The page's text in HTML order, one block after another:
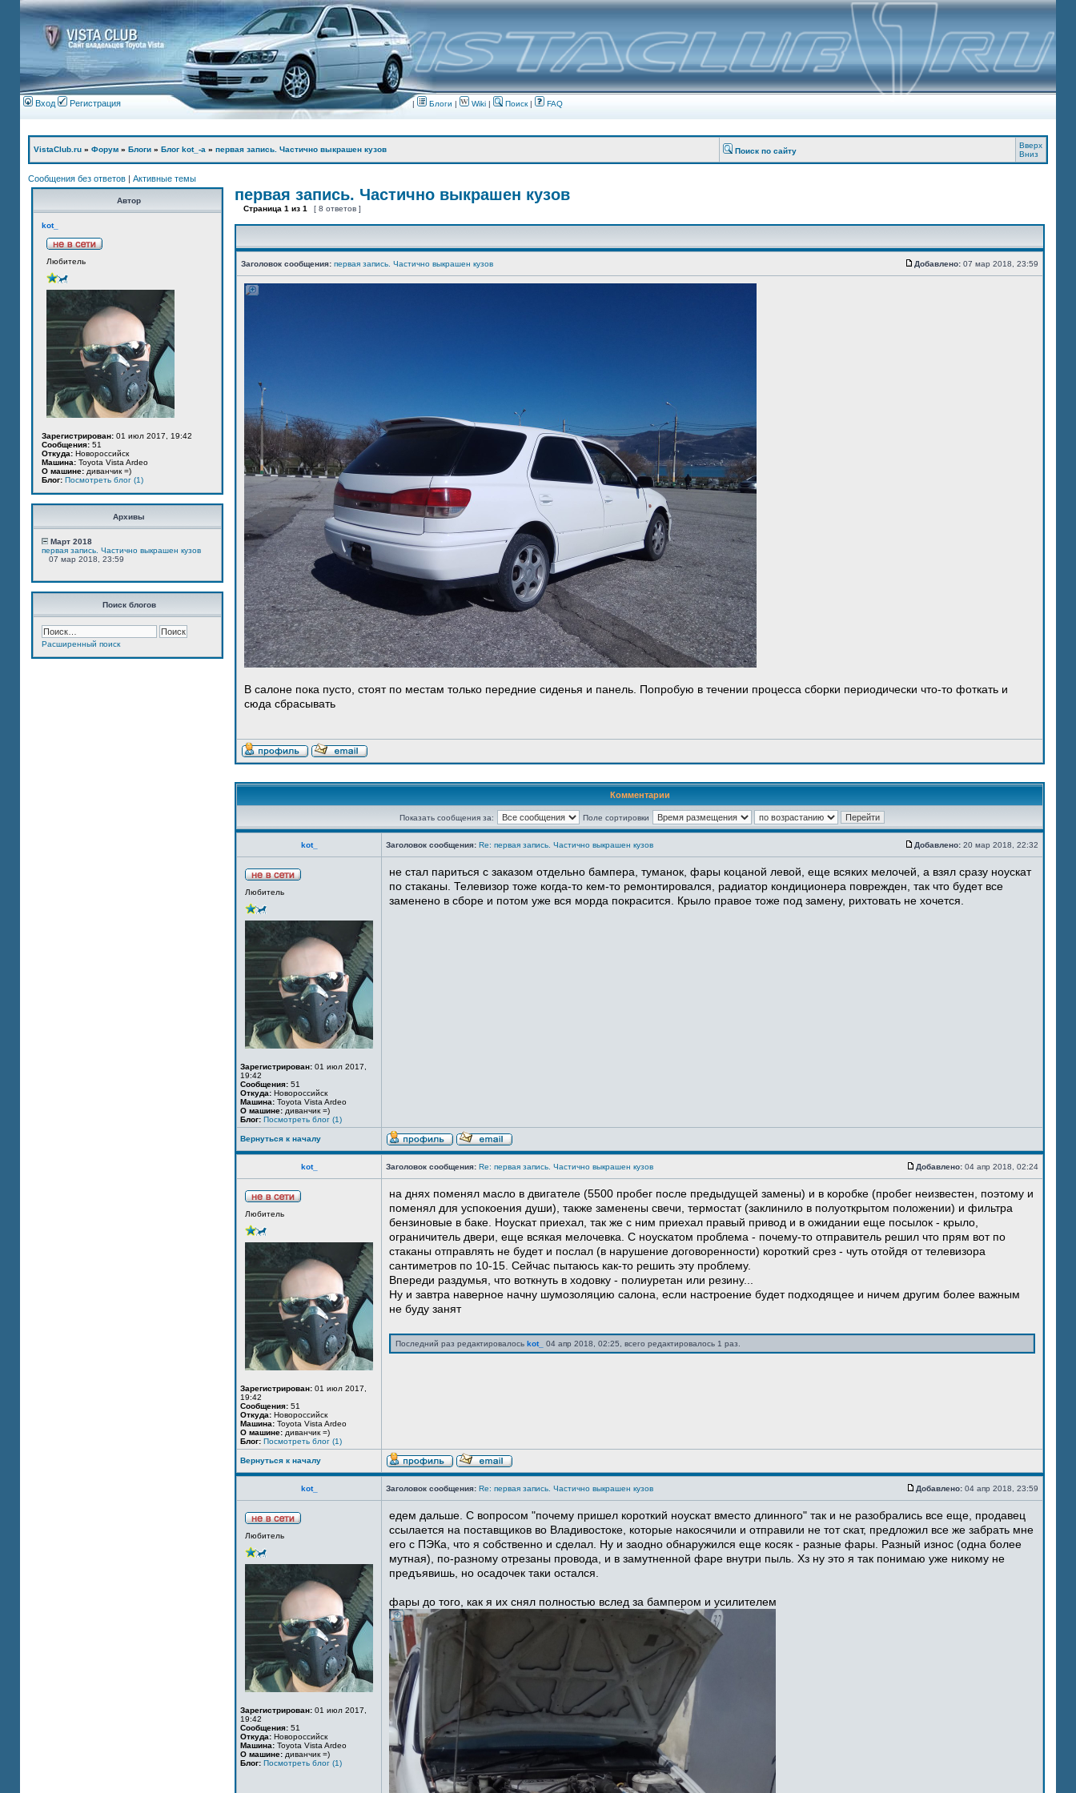
Вход Регистрация | Блоги | Wiki | Поиск| FAQ
VistaClub.ru » Форум » Блоги » Блог kot_-а » первая запись. Частично выкрашен кузов Поиск по сайту
Вверх
Вниз
Сообщения без ответов | Активные темы
Автор
kot_
Любитель
Зарегистрирован: 01 июл 2017, 19:42
Сообщения: 51
Откуда: Новороссийск
Машина: Toyota Vista Ardeo
О машине: диванчик =)
Блог: Посмотреть блог (1)
Архивы
Март 2018
первая запись. Частично выкрашен кузов
07 мар 2018, 23:59
Поиск блогов
Расширенный поиск
первая запись. Частично выкрашен кузов
Страница 1 из 1 [ 8 ответов ]
Заголовок сообщения: первая запись. Частично выкрашен кузов Добавлено: 07 мар 2018, 23:59
В салоне пока пусто, стоят по местам только передние сиденья и панель. Попробую в течении процесса сборки периодически что-то фоткать и
сюда сбрасывать
Комментарии
Показать сообщения за: Поле сортировки
kot_ Заголовок сообщения: Re: первая запись. Частично выкрашен кузов Добавлено: 20 мар 2018, 22:32
Любитель
Зарегистрирован: 01 июл 2017,
19:42
Сообщения: 51
Откуда: Новороссийск
Машина: Toyota Vista Ardeo
О машине: диванчик =)
Блог: Посмотреть блог (1)
не стал париться с заказом отдельно бампера, туманок, фары коцаной левой, еще всяких мелочей, а взял сразу ноускат
по стаканы. Телевизор тоже когда-то кем-то ремонтировался, радиатор кондиционера поврежден, так что будет все
заменено в сборе и потом уже вся морда покрасится. Крыло правое тоже под замену, рихтовать не хочется.
Вернуться к началу
kot_ Заголовок сообщения: Re: первая запись. Частично выкрашен кузов Добавлено: 04 апр 2018, 02:24
Любитель
Зарегистрирован: 01 июл 2017,
19:42
Сообщения: 51
Откуда: Новороссийск
Машина: Toyota Vista Ardeo
О машине: диванчик =)
Блог: Посмотреть блог (1)
на днях поменял масло в двигателе (5500 пробег после предыдущей замены) и в коробке (пробег неизвестен, поэтому и
поменял для успокоения души), также заменены свечи, термостат (заклинило в полуоткрытом положении) и фильтра
бензиновые в баке. Ноускат приехал, так же с ним приехал правый привод и в ожидании еще посылок - крыло,
ограничитель двери, еще всякая мелочевка. С ноускатом проблема - почему-то отправитель решил что прям вот по
стаканы отправлять не будет и послал (в нарушение договоренности) короткий срез - чуть отойдя от телевизора
сантиметров по 10-15. Сейчас пытаюсь как-то решить эту проблему.
Впереди раздумья, что воткнуть в ходовку - полиуретан или резину...
Ну и завтра наверное начну шумозоляцию салона, если настроение будет подходящее и ничем другим более важным
не буду занят
Последний раз редактировалось kot_ 04 апр 2018, 02:25, всего редактировалось 1 раз.
Вернуться к началу
kot_ Заголовок сообщения: Re: первая запись. Частично выкрашен кузов Добавлено: 04 апр 2018, 23:59
Любитель
Зарегистрирован: 01 июл 2017,
19:42
Сообщения: 51
Откуда: Новороссийск
Машина: Toyota Vista Ardeo
О машине: диванчик =)
Блог: Посмотреть блог (1)
едем дальше. С вопросом "почему пришел короткий ноускат вместо длинного" так и не разобрались все еще, продавец
ссылается на поставщиков во Владивостоке, которые накосячили и отправили не тот скат, предложил все же забрать мне
его с ПЭКа, что я собственно и сделал. Ну и заодно обнаружился еще косяк - разные фары. Разный износ (одна более
мутная), по-разному отрезаны провода, и в замутненной фаре внутри пыль. Хз ну это я так понимаю уже никому не
предъявишь, но осадочек таки остался.
фары до того, как я их снял полностью вслед за бампером и усилителем